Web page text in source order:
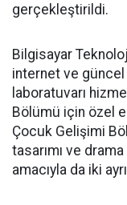
gerçekleştirildi.
Bilgisayar
internet ve güncel
laboratuvarı
Bölümü için özel
Çocuk Gelişimi
tasarımı ve
amacıyla da iki